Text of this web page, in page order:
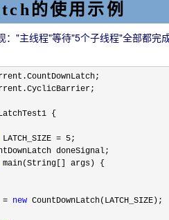
的使用示例
："主线程"等待"5个子线程"全部都完
LATCH_SIZE = 5
=
new